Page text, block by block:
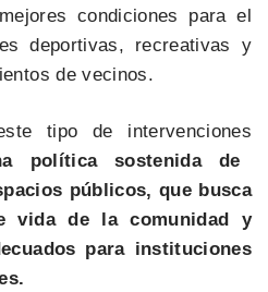
condiciones para el
deportivas, recreativas y
de vecinos.
tipo de intervenciones
política sostenida de
públicos, que busca
vida de la comunidad y
para instituciones